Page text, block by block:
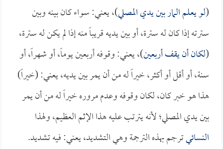
(لو يعلم المار بين يدي المصلي)، يعني: سواء كان بينه وبين
سترته إذا كان له سترة، أو بين يديه قريباً منه إذا لم يكن له سترة،
(لكان أن يقف أربعين)، يعني: وقوفه أربعين يوماً، أو شهراً، أو
سنة، أو أقل أو أكثر، خيراً له من أن يمر بين يديه، يعني: (خيراً)
هذا هو خبر كان، لكان وقوفه وعدم مروره خيراً له من أن يمر
بين يدي المصلي؛ لأنه يترتب عليه هذا الإثم العظيم، ولهذا
النسائيترجم بهذه الترجمة وهي التشديد، يعني: فيه تشديد.